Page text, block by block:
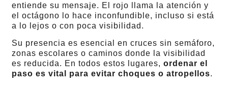
entiende su mensaje. El rojo llama la atención y
el octágono lo hace inconfundible, incluso si está
a lo lejos o con poca visibilidad.
Su presencia es esencial en cruces sin semáforo,
zonas escolares o caminos donde la visibilidad
es reducida. En todos estos lugares,ordenar el
paso es vital para evitar choques o atropellos.